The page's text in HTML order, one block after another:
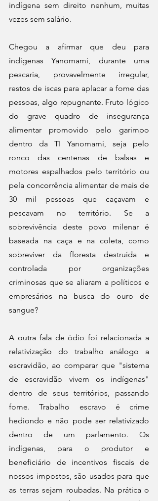
indígena sem direito nenhum, muitas
vezes sem salário.
Chegou a afirmar que deu para
indígenas Yanomami, durante uma
pescaria, provavelmente irregular,
restos de iscas para aplacar a fome das
pessoas, algo repugnante. Fruto lógico
do grave quadro de insegurança
alimentar promovido pelo garimpo
dentro da TI Yanomami, seja pelo
ronco das centenas de balsas e
motores espalhados pelo território ou
pela concorrência alimentar de mais de
30 mil pessoas que caçavam e
pescavam no território. Se a
sobrevivência deste povo milenar é
baseada na caça e na coleta, como
sobreviver da floresta destruída e
controlada por organizações
criminosas que se aliaram a políticos e
empresários na busca do ouro de
sangue?
A outra fala de ódio foi relacionada a
relativização do trabalho análogo a
escravidão, ao comparar que "sistema
de escravidão vivem os indígenas"
dentro de seus territórios, passando
fome. Trabalho escravo é crime
hediondo e não pode ser relativizado
dentro de um parlamento. Os
indígenas, para o produtor e
beneficiário de incentivos fiscais de
nossos impostos, são usados para que
as terras sejam roubadas. Na prática o